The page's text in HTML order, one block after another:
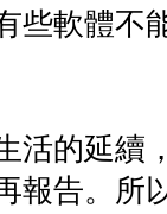
些軟體不
活的延續
報告。所